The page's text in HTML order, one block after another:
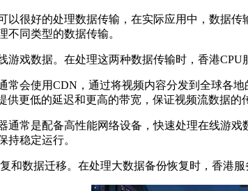
以很好的处理数据传输，在实际应用中，数据
不同类型的数据传输。
数据。在处理这两种数据传输时，香港CPU
使用CDN，通过将视频内容分发到全球各地
供更低的延迟和更高的带宽，保证视频流数据的
是配备高性能网络设备，快速处理在线游戏
持稳定运行。
数据迁移。在处理大数据备份恢复时，香港服